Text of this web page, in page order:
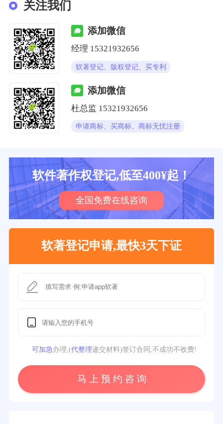
关注我们
添加微信
经理 15321932656
软著登记、版权登记、买专利
添加微信
杜总监 15321932656
申请商标、买商标、商标无忧注册
软件著作权登记,低至400¥起！
全国免费在线咨询
软著登记申请,最快3天下证
可加急办理,(代整理递交材料)签订合同,不成功不收费!
马 上 预 约 咨 询